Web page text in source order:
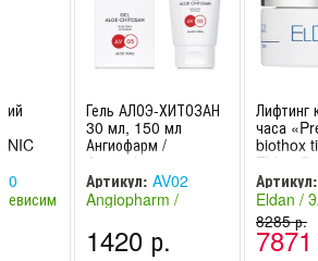
Гель АЛОЭ-ХИТОЗАН
30 мл, 150 мл
Ангиофарм /
Angiopharm
Артикул: AV02
Angiopharm /
1420 р.
Лифтинг
часа
biothox
Eldan
Элдан
Артикул:
Eldan /
Италия)
8285 р.